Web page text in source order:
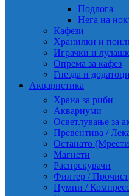
Подлога
Нега на
Кафези
Хранилки и
Играчки и
Опрема за кафез
Гнезда и додатоци
Акваристика
Храна за риби
Аквариуми
Осветлување за
Превентива /
Останато
Магнети
Распрскувачи
Филтер /
Пумпи /